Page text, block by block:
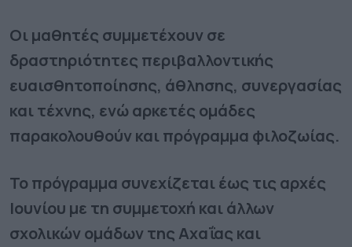
Οι μαθητές συμμετέχουν σε
δραστηριότητες περιβαλλοντικής
ευαισθητοποίησης, άθλησης, συνεργασίας
και τέχνης, ενώ αρκετές ομάδες
παρακολουθούν και πρόγραμμα φιλοζωίας.
Το πρόγραμμα συνεχίζεται έως τις αρχές
Ιουνίου με τη συμμετοχή και άλλων
σχολικών ομάδων της Αχαΐας και